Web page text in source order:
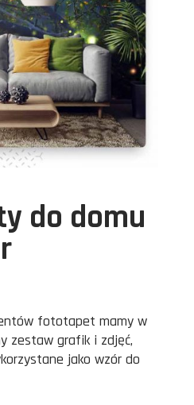
do domu
fototapet mamy w
zestaw grafik i zdjęć,
jako wzór do